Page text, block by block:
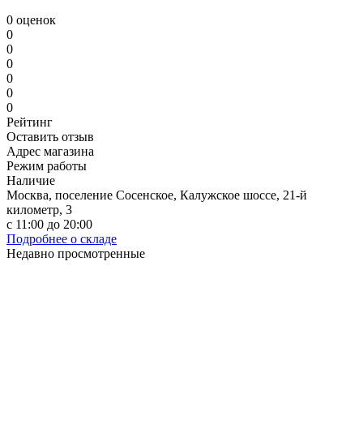
0 оценок
0
0
0
0
0
0
Рейтинг
Оставить отзыв
Адрес магазина
Режим работы
Наличие
Москва, поселение Сосенское, Калужское шоссе, 21-й
километр, 3
с 11:00 до 20:00
Подробнее о складе
Недавно просмотренные